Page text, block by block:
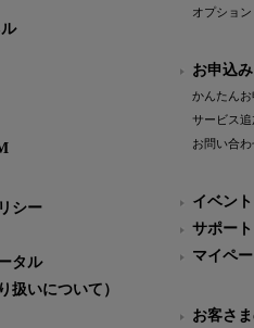
シー
タル
扱いについて）
オプショ
お申込
かんたん
サービス
お問い合わ
イベン
サポー
マイペ
お客さ